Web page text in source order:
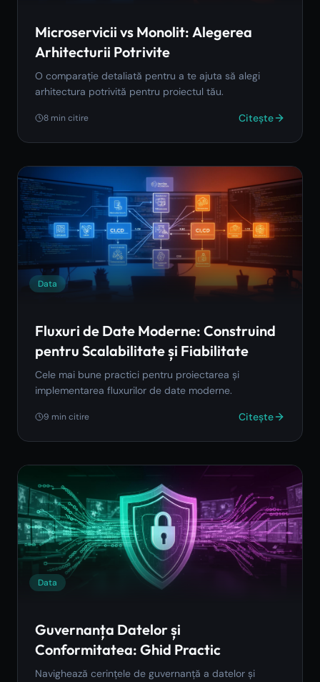
Microservicii vs Monolit: Alegerea
Arhitecturii Potrivite
O comparație detaliată pentru a te ajuta să alegi
arhitectura potrivită pentru proiectul tău.
8 min citire Citește
Data
Fluxuri de Date Moderne: Construind
pentru Scalabilitate și Fiabilitate
Cele mai bune practici pentru proiectarea și
implementarea fluxurilor de date moderne.
9 min citire Citește
Data
Guvernanța Datelor și
Conformitatea: Ghid Practic
Navighează cerințele de guvernanță a datelor și